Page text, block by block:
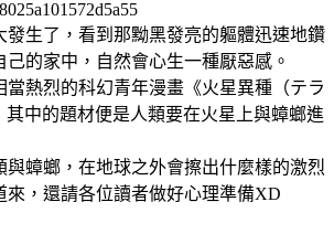
發生了，看到那黝黑發亮的軀體迅速地鑽
的家中，自然會心生一種厭惡感。
當熱烈的科幻青年漫畫《火星異種（テラ
其中的題材便是人類要在火星上與蟑螂進
與蟑螂，在地球之外會擦出什麼樣的激烈
來，還請各位讀者做好心理準備XD